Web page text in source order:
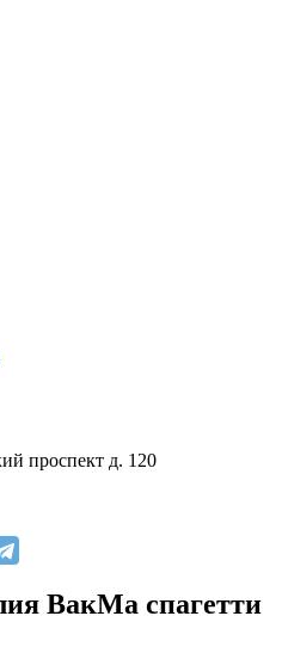
проспект д. 120
ВакМа cпагетти